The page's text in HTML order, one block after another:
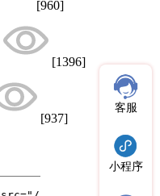
[960]
[1396]
[937]
客服
小程序